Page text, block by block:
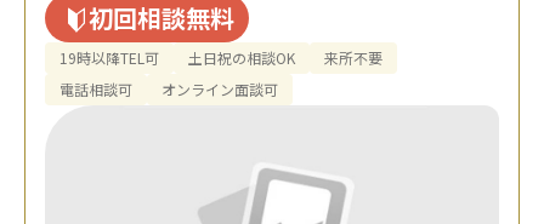
初回相談無料
19時以降TEL可 土日祝の相談OK
来所不要
電話相談可
オンライン面談可